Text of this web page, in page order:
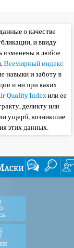
о качестве
и ввиду
изменены в любое
Всемирный индекс
навыки и заботу в
и ни при каких
Quality Indexили ее
деликту или
ущерб, возникшие
этих данных.